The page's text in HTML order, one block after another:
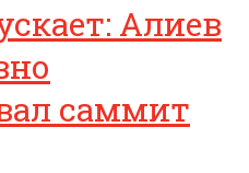
Алиев
саммит